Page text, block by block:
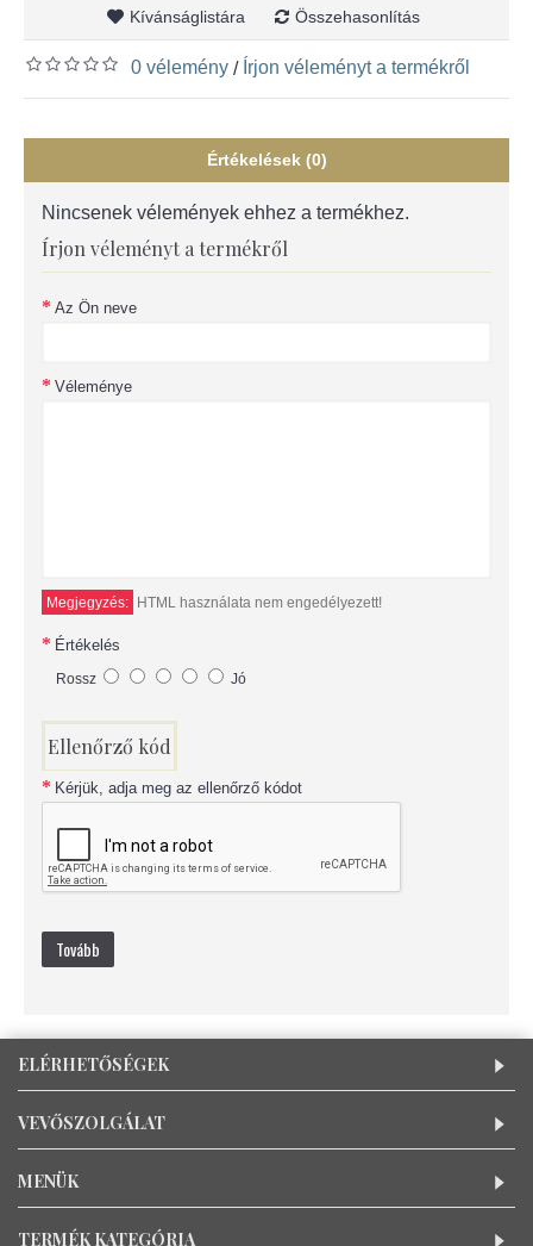
Kívánságlistára Összehasonlítás
0 vélemény / Írjon véleményt a termékről
Értékelések (0)
Nincsenek vélemények ehhez a termékhez.
Írjon véleményt a termékről
Az Ön neve
Véleménye
Megjegyzés: HTML használata nem engedélyezett!
Értékelés
Rossz Jó
Ellenőrző kód
Kérjük, adja meg az ellenőrző kódot
Tovább
ELÉRHETŐSÉGEK
VEVŐSZOLGÁLAT
MENÜK
TERMÉK KATEGÓRIA